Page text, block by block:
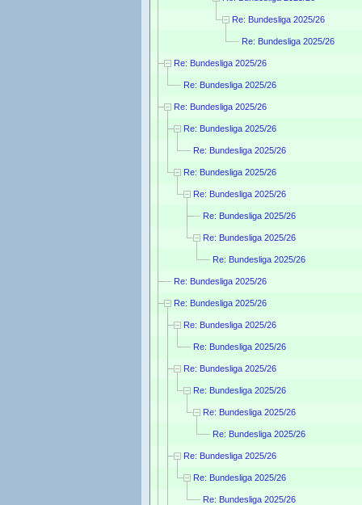
Re: Bundesliga 2025/26
Re: Bundesliga 2025/26
Re: Bundesliga 2025/26
Re: Bundesliga 2025/26
Re: Bundesliga 2025/26
Re: Bundesliga 2025/26
Re: Bundesliga 2025/26
Re: Bundesliga 2025/26
Re: Bundesliga 2025/26
Re: Bundesliga 2025/26
Re: Bundesliga 2025/26
Re: Bundesliga 2025/26
Re: Bundesliga 2025/26
Re: Bundesliga 2025/26
Re: Bundesliga 2025/26
Re: Bundesliga 2025/26
Re: Bundesliga 2025/26
Re: Bundesliga 2025/26
Re: Bundesliga 2025/26
Re: Bundesliga 2025/26
Re: Bundesliga 2025/26
Re: Bundesliga 2025/26
Re: Bundesliga 2025/26